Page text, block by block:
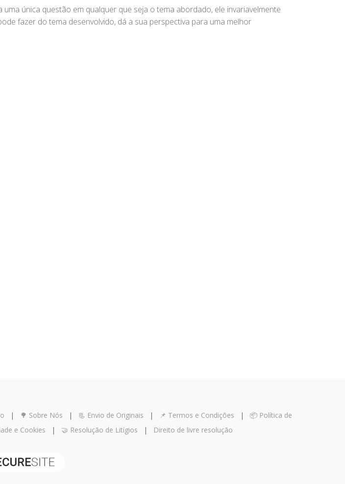
única questão em qualquer que seja o tema abordado, ele invariavelmente
fazer do tema desenvolvido, dá a sua perspectiva para uma melhor
| 🌳 Sobre Nós | 📃 Envio de Originais | 📌 Termos e Condições | 📦 Política de
e Cookies | 🤝 Resolução de Litígios | Direito de livre resolução